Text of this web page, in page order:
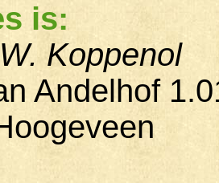
is:
Koppenol
Andelhof